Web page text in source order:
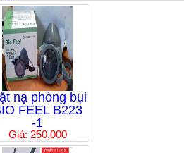
nạ phòng bụi
FEEL B223
-1
Giá: 250,000